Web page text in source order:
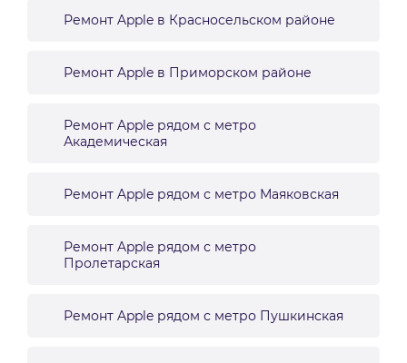
Ремонт Apple в Красносельском районе
Ремонт Apple в Приморском районе
Ремонт Apple рядом с метро
Академическая
Ремонт Apple рядом с метро Маяковская
Ремонт Apple рядом с метро
Пролетарская
Ремонт Apple рядом с метро Пушкинская